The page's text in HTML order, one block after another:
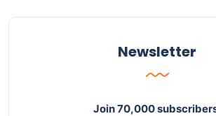
Newsletter
Join 70,000